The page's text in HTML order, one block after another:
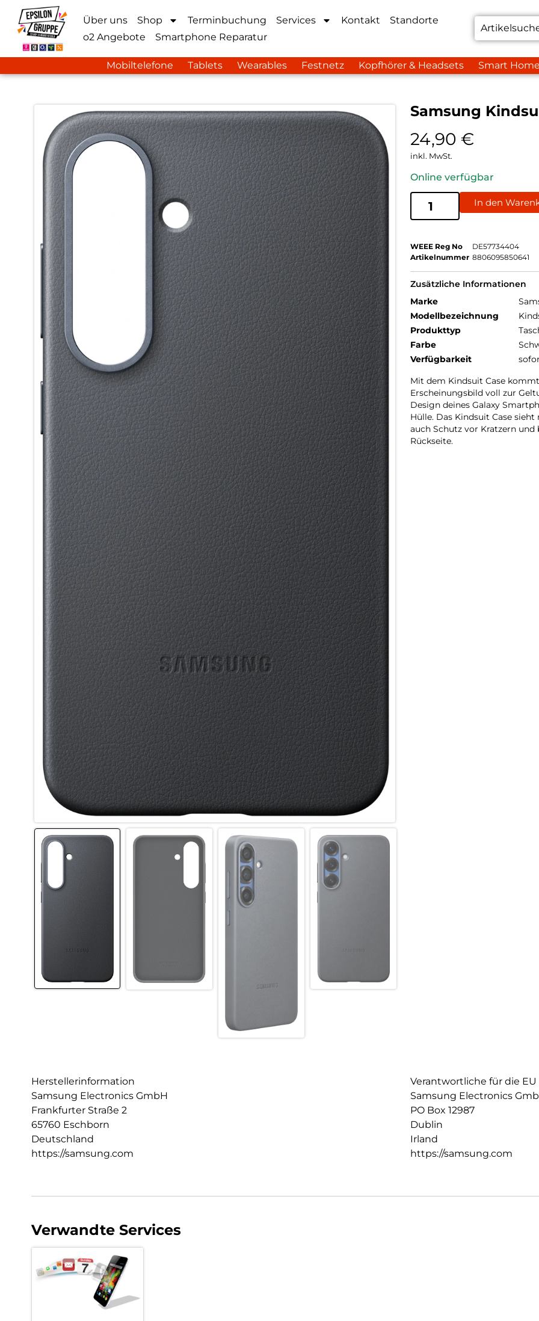
Über uns Shop Terminbuchung Services Kontakt
Standorte
o2 Angebote
Smartphone Reparatur
Mobiltelefone Tablets Wearables Festnetz Kopfhörer & Headsets Smart
Samsung
24,90 €
inkl. MwSt.
Online verfügbar
In den
WEEE Reg No
DE57734404
Artikelnummer 8806095850641
Zusätzliche Informationen
Marke
Modellbezeichnung
Produkttyp
Farbe
Verfügbarkeit
Mit dem Kindsuit Case
Erscheinungsbild voll zur
Design deines Galaxy
Hülle. Das Kindsuit Case
auch Schutz vor Kratzern und
Rückseite.
Herstellerinformation
Samsung Electronics GmbH
Frankfurter Straße 2
65760 Eschborn
Deutschland
https://samsung.com
Verantwortliche für die EU
Samsung Electronics
PO Box 12987
Dublin
Irland
https://samsung.com
Verwandte Services